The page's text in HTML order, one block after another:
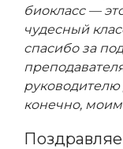
биокласс —
чудесный
спасибо за
конечно,